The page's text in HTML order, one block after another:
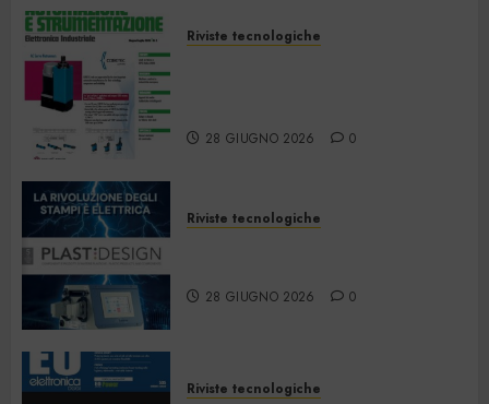
Riviste tecnologiche
28 GIUGNO 2026 0
Riviste tecnologiche
28 GIUGNO 2026 0
Riviste tecnologiche